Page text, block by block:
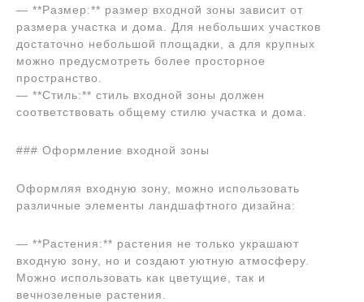
— **Размер:** размер входной зоны зависит от
размера участка и дома. Для небольших участков
достаточно небольшой площадки, а для крупных
можно предусмотреть более просторное
пространство.
— **Стиль:** стиль входной зоны должен
соответствовать общему стилю участка и дома.
### Оформление входной зоны
Оформляя входную зону, можно использовать
различные элементы ландшафтного дизайна:
— **Растения:** растения не только украшают
входную зону, но и создают уютную атмосферу.
Можно использовать как цветущие, так и
вечнозеленые растения.